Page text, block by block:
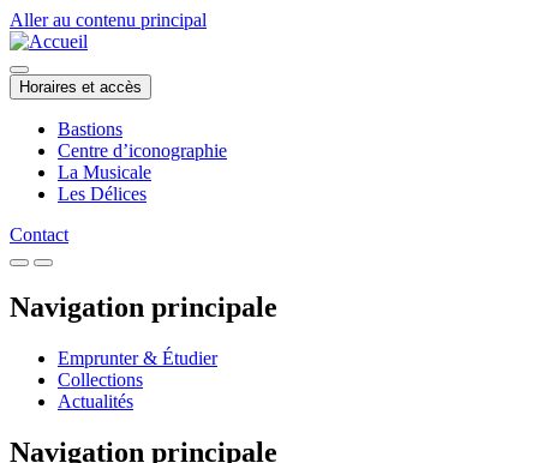
Aller au contenu principal
Horaires et accès
Bastions
Centre d’iconographie
La Musicale
Les Délices
Contact
Navigation principale
Emprunter & Étudier
Collections
Actualités
Navigation principale